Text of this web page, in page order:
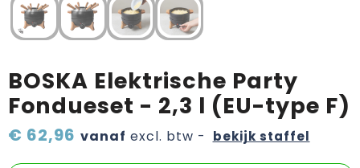
Zomerpakketten
BOSKA Elektrische Party
Fondueset - 2,3 l (EU-type F)
€ 62,96 vanaf excl. btw - bekijk staffel